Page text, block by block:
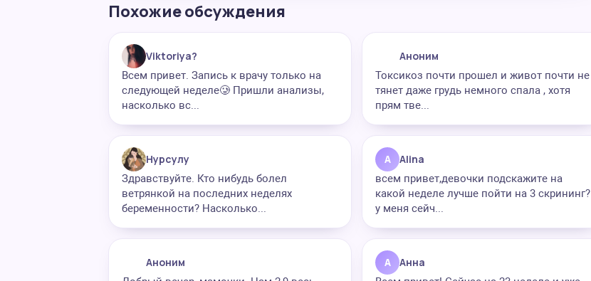
Похожие обсуждения
Viktoriya?
Всем привет. Запись к врачу только на
следующей неделе🥲 Пришли анализы,
насколько вс...
Аноним
Токсикоз почти прошел и живот почти не
тянет даже грудь немного спала , хотя
прям тве...
Нурсулу
Здравствуйте. Кто нибудь болел
ветрянкой на последних неделях
беременности? Насколько...
A Alina
всем привет,девочки подскажите на
какой неделе лучше пойти на 3 скрининг?
у меня сейч...
Аноним А Анна